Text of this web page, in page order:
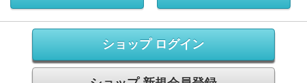
ショップ ログイン